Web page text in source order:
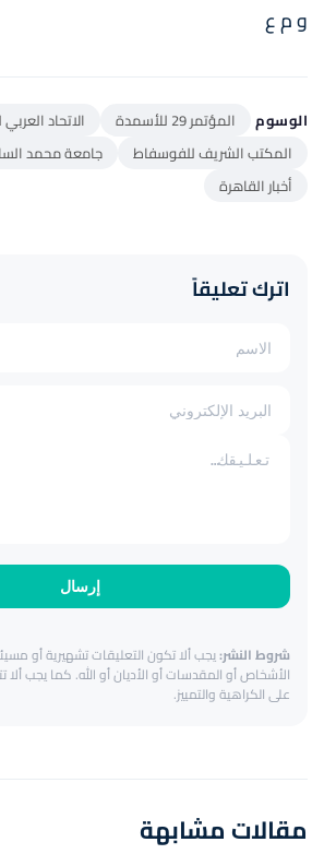
و م ع
الوسوم المؤتمر 29 للأسمدة
الاتحاد
المكتب الشريف للفوسفاط
جامعة محمد
أخبار القاهرة
اترك تعليقاً
إرسال
شروط النشر:يجب ألا تكون التعليقات تشهيرية أو
الأشخاص أو المقدسات أو الأديان أو الله. كما يجب
على الكراهية والتمييز.
مقالات مشابهة